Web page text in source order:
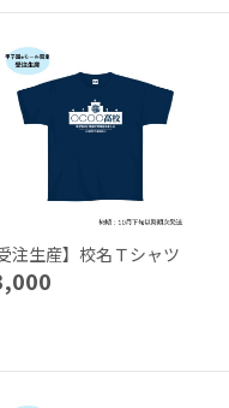
受注生産】校名Ｔシャツ